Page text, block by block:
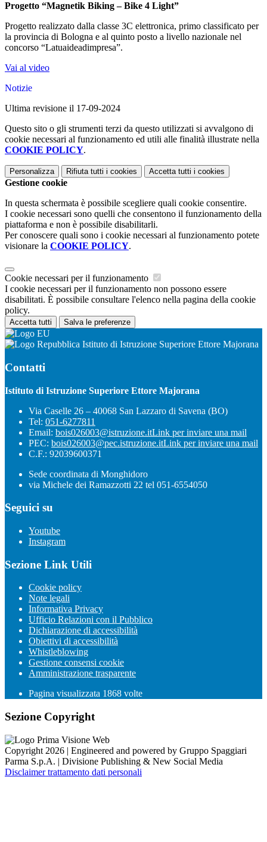
Progetto “Magnetik Biking – Bike 4 Light”
Progetto realizzato dalla classe 3C elettronica, primo classificato per
la provincia di Bologna e al quinto posto a livello nazionale nel
concorso “Latuaideadimpresa”.
Vai al video
Notizie
Ultima revisione il 17-09-2024
Questo sito o gli strumenti terzi da questo utilizzati si avvalgono di
cookie necessari al funzionamento ed utili alle finalità illustrate nella
COOKIE POLICY.
Personalizza Rifiuta tutti i cookies Accetta tutti i cookies
Gestione cookie
In questa schermata è possibile scegliere quali cookie consentire.
I cookie necessari sono quelli che consentono il funzionamento della
piattaforma e non è possibile disabilitarli.
Per conoscere quali sono i cookie necessari al funzionamento potete
visionare la COOKIE POLICY.
Cookie necessari per il funzionamento
I cookie necessari per il funzionamento non possono essere
disabilitati. È possibile consultare l'elenco nella pagina della cookie
policy.
Accetta tutti Salva le preferenze
Istituto di Istruzione Superiore Ettore Majorana
Contatti
Istituto di Istruzione Superiore Ettore Majorana
Via Caselle 26 – 40068 San Lazzaro di Savena (BO)
Tel: 051-6277811
Email: bois026003@istruzione.itLink per inviare una mail
PEC: bois026003@pec.istruzione.itLink per inviare una mail
C.F.: 92039600371
Sede coordinata di Monghidoro
via Michele dei Ramazzotti 22 tel 051-6554050
Seguici su
Youtube
Instagram
Sezione Link Utili
Cookie policy
Note legali
Informativa Privacy
Ufficio Relazioni con il Pubblico
Dichiarazione di accessibilità
Obiettivi di accessibilità
Whistleblowing
Gestione consensi cookie
Amministrazione trasparente
Pagina visualizzata 1868 volte
Sezione Copyright
Copyright 2026 | Engineered and powered by Gruppo Spaggiari
Parma S.p.A. | Divisione Publishing & New Social Media
Disclaimer trattamento dati personali